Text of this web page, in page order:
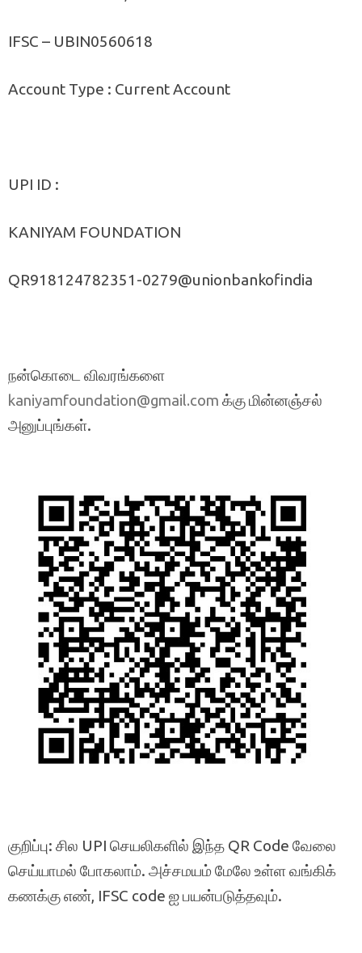
IFSC – UBIN0560618
Account Type : Current Account
UPI ID :
KANIYAM FOUNDATION
QR918124782351-0279@unionbankofindia
நன்கொடை விவரங்களை
kaniyamfoundation@gmail.com க்கு மின்னஞ்சல்
அனுப்புங்கள்.
குறிப்பு: சில UPI செயலிகளில் இந்த QR Code வேலை
செய்யாமல் போகலாம். அச்சமயம் மேலே உள்ள வங்கிக்
கணக்கு எண், IFSC code ஐ பயன்படுத்தவும்.